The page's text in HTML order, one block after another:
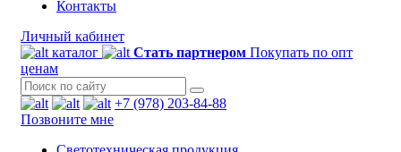
Контакты
Личный кабинет
каталог
Стать партнером Покупать по опт
ценам
+7 (978) 203-84-88
Позвоните мне